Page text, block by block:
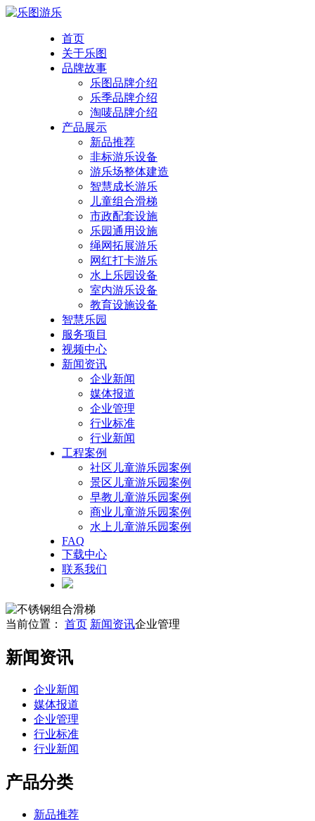
首页
关于乐图
品牌故事
乐图品牌介绍
乐季品牌介绍
淘唛品牌介绍
产品展示
新品推荐
非标游乐设备
游乐场整体建造
智慧成长游乐
儿童组合滑梯
市政配套设施
乐园通用设施
绳网拓展游乐
网红打卡游乐
水上乐园设备
室内游乐设备
教育设施设备
智慧乐园
服务项目
视频中心
新闻资讯
企业新闻
媒体报道
企业管理
行业标准
行业新闻
工程案例
社区儿童游乐园案例
景区儿童游乐园案例
早教儿童游乐园案例
商业儿童游乐园案例
水上儿童游乐园案例
FAQ
下载中心
联系我们
当前位置： 首页 新闻资讯企业管理
新闻资讯
企业新闻
媒体报道
企业管理
行业标准
行业新闻
产品分类
新品推荐